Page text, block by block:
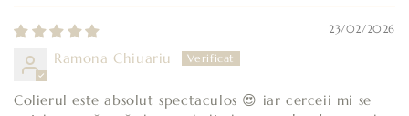
r
t
23/02/2026
Ramona Chiuariu
Colierul este absolut spectaculos 😍 iar cerceii mi se